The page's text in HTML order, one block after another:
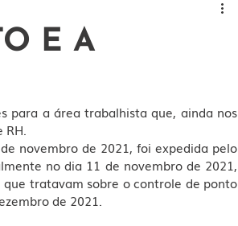
BANCÁRIO, SEGUROS E FINANCEIRO
E A
para a área trabalhista que, ainda nos
novembro de 2021, foi expedida pelo
tratavam sobre o controle de ponto
de 2021.